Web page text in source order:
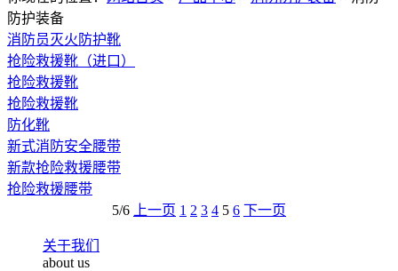
防护装备
消防员灭火防护靴
抢险救援靴（进口）
抢险救援靴
抢险救援靴
防化靴
新式消防安全腰带
新款抢险救援腰带
抢险救援腰带
5/6
上一页 1 2 3 4 5 6 下一页
关于我们
about us